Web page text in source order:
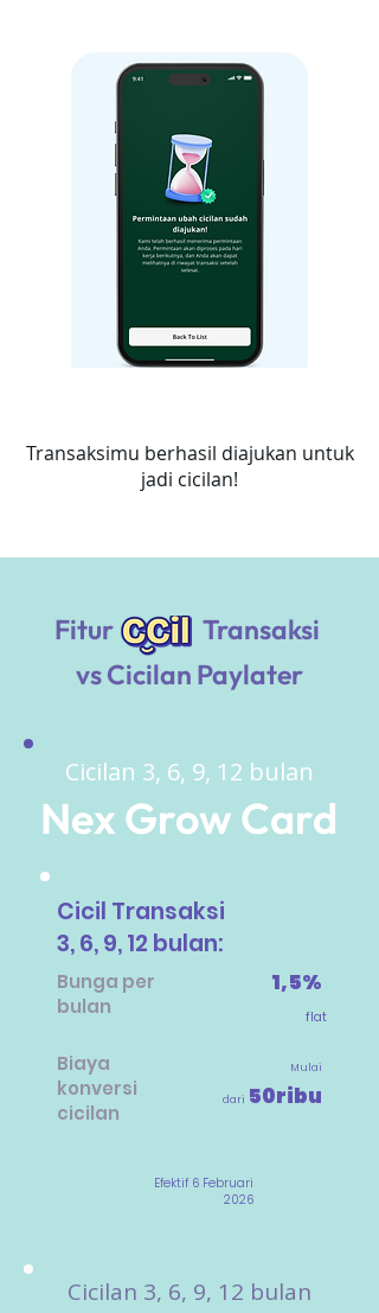
Transaksimu berhasil diajukan untuk
jadi cicilan!
Fitur
Transaksi
vs Cicilan Paylater
Cicilan 3, 6, 9, 12 bulan
Nex Grow Card
Cicil Transaksi
3, 6, 9, 12 bulan:
Bunga per
bulan
1,5%
flat
Biaya
konversi
cicilan
Mulai
dari 50ribu
Efektif 6 Februari
2026
Cicilan 3, 6, 9, 12 bulan